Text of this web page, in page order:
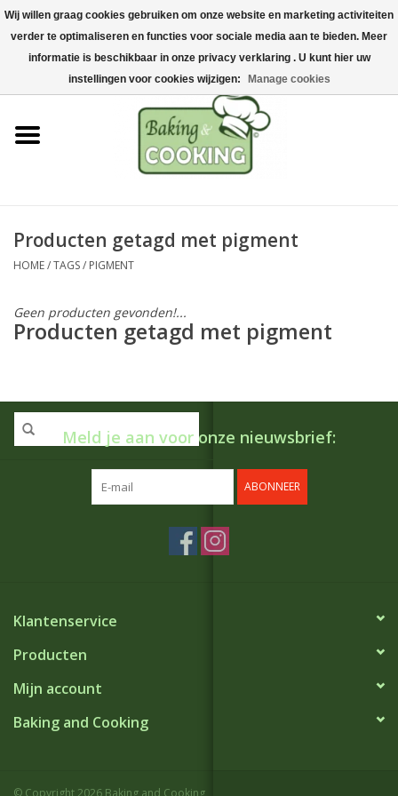
Home
Bak-& kookgerei
Machines & onderdelen
Chocolade & ijsbereiding
Hygiëne & opslag
Grondstoffen & Presentatie
Producten getagd met pigment
HOME/TAGS/ PIGMENT
Geen producten gevonden!...
Producten getagd met pigment
Meld je aan voor onze nieuwsbrief:
ABONNEER
Klantenservice
Producten
Mijn account
Baking and Cooking
© Copyright 2026 Baking and Cooking
Wij willen graag cookies gebruiken om onze website en marketing activiteiten
verder te optimaliseren en functies voor sociale media aan te bieden. Meer
informatie is beschikbaar in onze privacy verklaring . U kunt hier uw
instellingen voor cookies wijzigen:
Manage cookies